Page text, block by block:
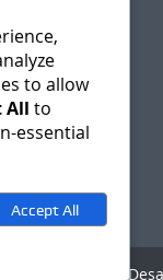
Agencia Digital -
to allow
All to
essential
Accept All